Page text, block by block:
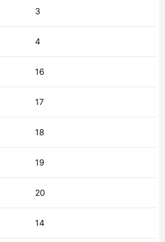
3
4
16
17
18
19
20
14